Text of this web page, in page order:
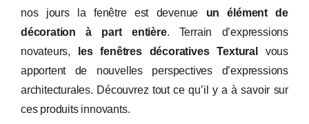
nos jours la fenêtre est devenue un élément de
décoration à part entière. Terrain d’expressions
novateurs, les fenêtres décoratives Textural vous
apportent de nouvelles perspectives d’expressions
architecturales. Découvrez tout ce qu’il y a à savoir sur
ces produits innovants.